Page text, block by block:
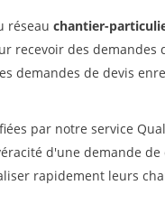
réseau chantier-
recevoir des demandes
demandes de devis
par notre service
d'une demande
rapidement leurs